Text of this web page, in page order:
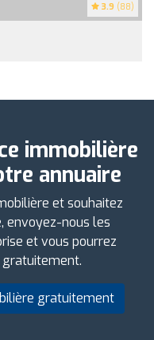
3.9 (88)
immobilière
annuaire
et souhaitez
envoyez-nous les
et vous pourrez
gratuitement